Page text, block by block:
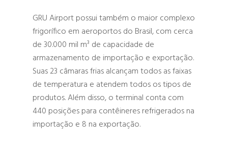
GRU Airport possui também o maior complexo
frigorífico em aeroportos do Brasil, com cerca
de 30.000 mil m³ de capacidade de
armazenamento de importação e exportação.
Suas 23 câmaras frias alcançam todos as faixas
de temperatura e atendem todos os tipos de
produtos. Além disso, o terminal conta com
440 posições para contêineres refrigerados na
importação e 8 na exportação.